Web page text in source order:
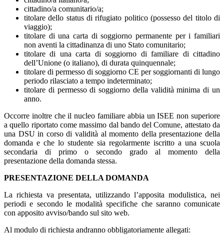
cittadino/a comunitario/a;
titolare dello status di rifugiato politico (possesso del titolo di
viaggio);
titolare di una carta di soggiorno permanente per i familiari
non aventi la cittadinanza di uno Stato comunitario;
titolare di una carta di soggiorno di familiare di cittadino
dell’Unione (o italiano), di durata quinquennale;
titolare di permesso di soggiorno CE per soggiornanti di lungo
periodo rilasciato a tempo indeterminato;
titolare di permesso di soggiorno della validità minima di un
anno.
Occorre inoltre che il nucleo familiare abbia un ISEE non superiore
a quello riportato come massimo dal bando del Comune, attestato da
una DSU in corso di validità al momento della presentazione della
domanda e che lo studente sia regolarmente iscritto a una scuola
secondaria di primo o secondo grado al momento della
presentazione della domanda stessa.
PRESENTAZIONE DELLA DOMANDA
La richiesta va presentata, utilizzando l’apposita modulistica, nei
periodi e secondo le modalità specifiche che saranno comunicate
con apposito avviso/bando sul sito web.
Al modulo di richiesta andranno obbligatoriamente allegati: